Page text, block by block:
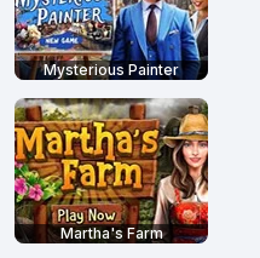
Mysterious Painter
Martha's Farm